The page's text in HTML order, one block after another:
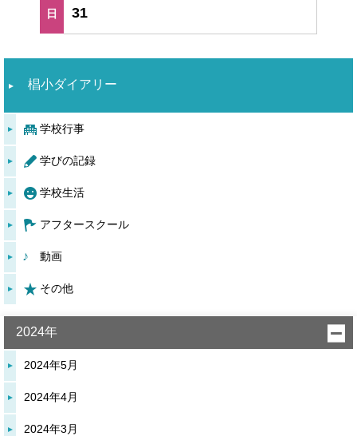
31
椙小ダイアリー
学校行事
学びの記録
学校生活
アフタースクール
動画
その他
2024年
2024年5月
2024年4月
2024年3月